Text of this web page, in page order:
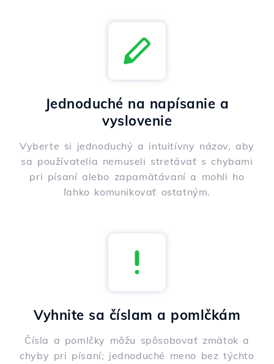
Jednoduché na napísanie a
vyslovenie
Vyberte si jednoduchý a intuitívny názov, aby
sa používatelia nemuseli stretávať s chybami
pri písaní alebo zapamätávaní a mohli ho
ľahko komunikovať ostatným.
Vyhnite sa číslam a pomlčkám
Čísla a pomlčky môžu spôsobovať zmätok a
chyby pri písaní; jednoduché meno bez týchto